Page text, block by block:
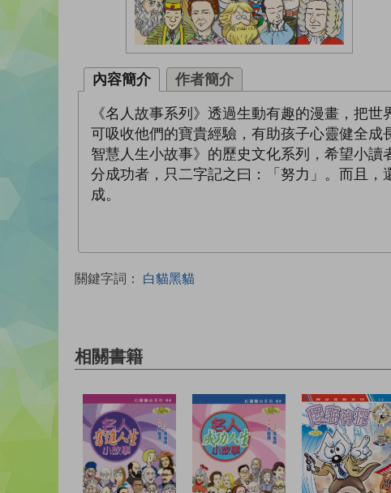
內容簡介 作者簡介
《名人故事系列》透過生動有趣的漫畫，把
可吸收他們的寶貴經驗，有助孩子心靈健全
智慧人生小故事》的歷史文化系列，希望小
分成功者，只二字記之曰：「努力」。而且
成。
關鍵字詞： 白貓黑貓
相關書籍